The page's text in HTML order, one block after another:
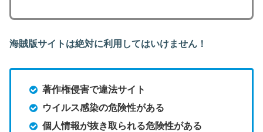
海賊版サイトは絶対に利用してはいけません！
著作権侵害で違法サイト
ウイルス感染の危険性がある
個人情報が抜き取られる危険性がある